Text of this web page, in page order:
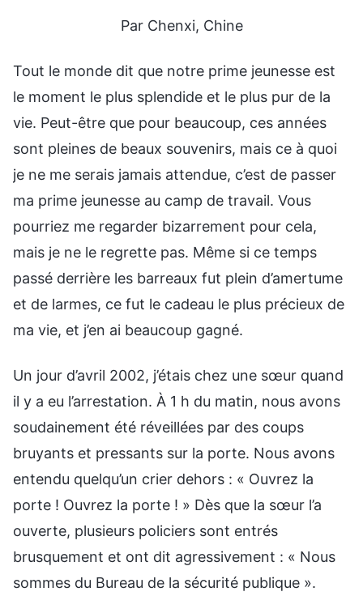
Par Chenxi, Chine
Tout le monde dit que notre prime jeunesse est
le moment le plus splendide et le plus pur de la
vie. Peut-être que pour beaucoup, ces années
sont pleines de beaux souvenirs, mais ce à quoi
je ne me serais jamais attendue, c’est de passer
ma prime jeunesse au camp de travail. Vous
pourriez me regarder bizarrement pour cela,
mais je ne le regrette pas. Même si ce temps
passé derrière les barreaux fut plein d’amertume
et de larmes, ce fut le cadeau le plus précieux de
ma vie, et j’en ai beaucoup gagné.
Un jour d’avril 2002, j’étais chez une sœur quand
il y a eu l’arrestation. À 1 h du matin, nous avons
soudainement été réveillées par des coups
bruyants et pressants sur la porte. Nous avons
entendu quelqu’un crier dehors : « Ouvrez la
porte ! Ouvrez la porte ! » Dès que la sœur l’a
ouverte, plusieurs policiers sont entrés
brusquement et ont dit agressivement : « Nous
sommes du Bureau de la sécurité publique ».